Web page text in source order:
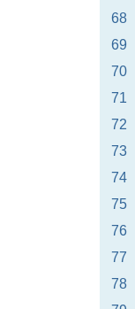
68
69
70
71
72
73
74
75
76
77
78